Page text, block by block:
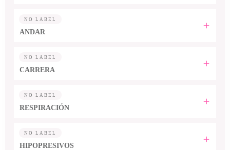
NO LABEL
ANDAR
NO LABEL
CARRERA
NO LABEL
RESPIRACIÓN
NO LABEL
HIPOPRESIVOS